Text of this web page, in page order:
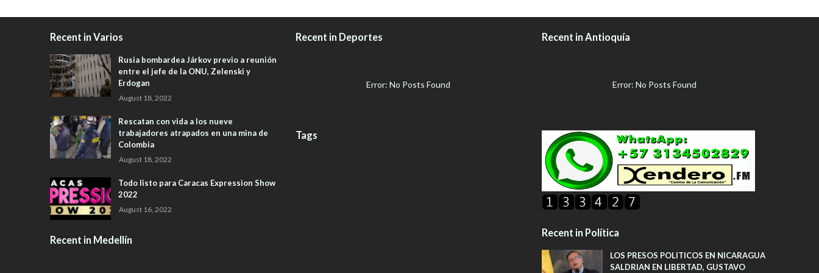
Recent in Varios
Rusia bombardea Járkov previo a reunión
entre el jefe de la ONU, Zelenski y
Erdogan
August 18, 2022
Rescatan con vida a los nueve
trabajadores atrapados en una mina de
Colombia
August 18, 2022
Todo listo para Caracas Expression Show
2022
August 16, 2022
Recent in Medellín
Recent in Deportes
Error: No Posts Found
Tags
Recent in Antioquía
Error: No Posts Found
Recent in Política
LOS PRESOS POLITICOS EN NICARAGUA
SALDRIAN EN LIBERTAD, GUSTAVO